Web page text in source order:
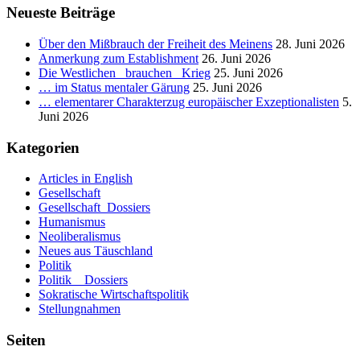
Neueste Beiträge
Über den Mißbrauch der Freiheit des Meinens 28. Juni 2026
Anmerkung zum Establishment 26. Juni 2026
Die Westlichen _brauchen_ Krieg 25. Juni 2026
… im Status mentaler Gärung 25. Juni 2026
… elementarer Charakterzug europäischer Exzeptionalisten 5.
Juni 2026
Kategorien
Articles in English
Gesellschaft
Gesellschaft_Dossiers
Humanismus
Neoliberalismus
Neues aus Täuschland
Politik
Politik _ Dossiers
Sokratische Wirtschaftspolitik
Stellungnahmen
Seiten